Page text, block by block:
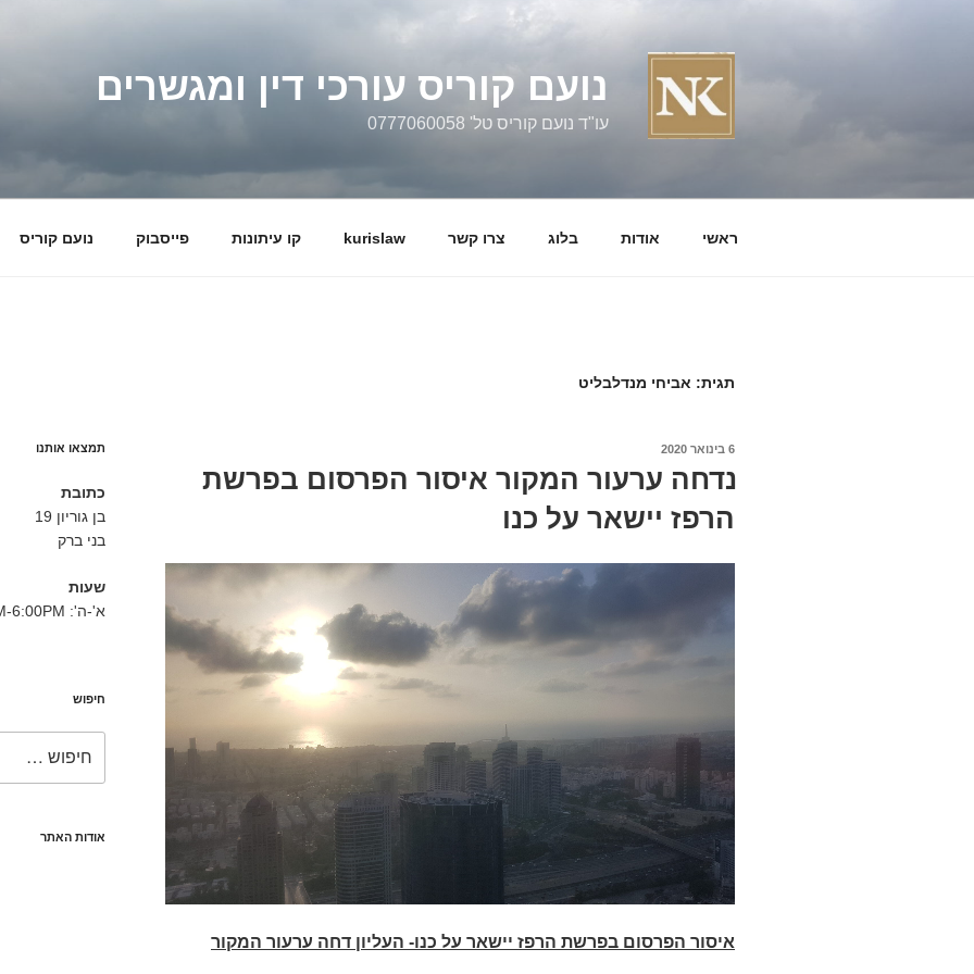
נועם קוריס עורכי דין ומגשרים
עו"ד נועם קוריס טל' 0777060058
ראשי אודות בלוג צרו קשר kurislaw קו עיתונות פייסבוק נועם קוריס
תגית: אביחי מנדלבליט
פורסם
6 בינואר 2020
נדחה ערעור המקור איסור הפרסום בפרשת
הרפז יישאר על כנו
איסור הפרסום בפרשת הרפז יישאר על כנו- העליון דחה ערעור המקור
תמצאו אותנו
כתובת
בן גוריון 19
בני ברק
שעות
א'-ה': 8:30AM-6:00PM
חיפוש
אודות האתר